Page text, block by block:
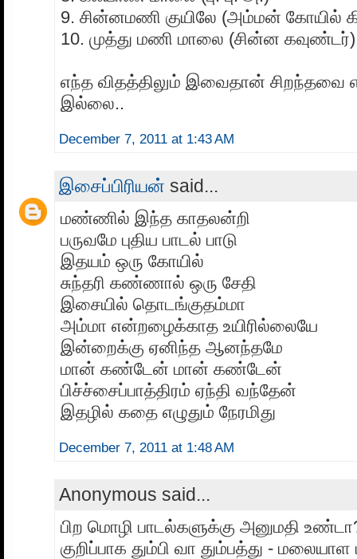
9. சின்னமணி குயிலே (அம்மன் கோயில்
10. முத்து மணி மாலை (சின்ன கவுண்டர்)
எந்த விதத்திலும் இவைதான் சிறந்தவை
இல்லை..
December 7, 2011 at 1:43 AM
இசைப்பிரியன் said...
மண்ணில் இந்த காதலன்றி
பருவமே புதிய பாடல் பாடு
இதயம் ஒரு கோயில்
சுந்தரி கண்ணால் ஒரு சேதி
இசையில் தொடங்குதம்மா
அம்மா என்றழைக்காத உயிரில்லையே
இன்றைக்கு ஏனிந்த ஆனந்தமே
மான் கண்டேன் மான் கண்டேன்
பிச்ச்சைப்பாத்திரம் ஏந்தி வந்தேன்
இதழில் கதை எழுதும் நேரமிது
December 7, 2011 at 1:48 AM
Anonymous said...
பிற மொழி பாடல்களுக்கு அனுமதி
குறிப்பாக தும்பி வா தும்பத்து - மலையாள